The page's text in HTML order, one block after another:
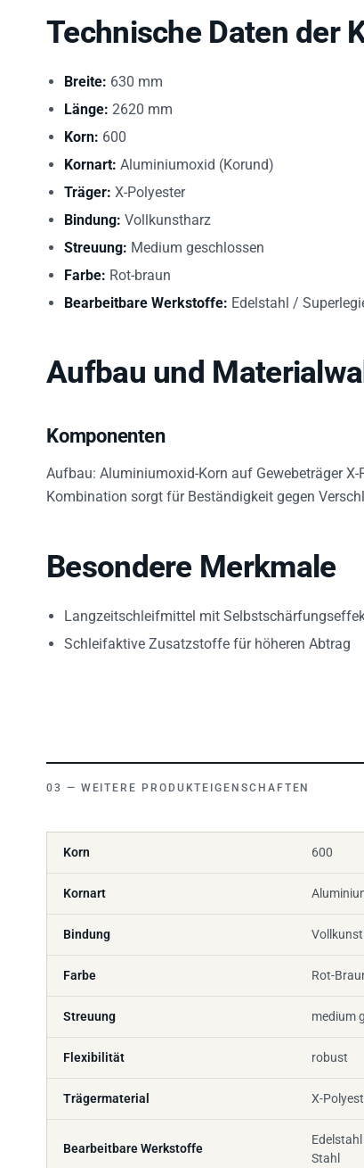
Technische Daten der
Breite: 630 mm
Länge: 2620 mm
Korn: 600
Kornart: Aluminiumoxid (Korund)
Träger: X-Polyester
Bindung: Vollkunstharz
Streuung: Medium geschlossen
Farbe: Rot-braun
Bearbeitbare Werkstoffe: Edelstahl /
Aufbau und
Komponenten
Aufbau: Aluminiumoxid-Korn auf Gewebeträger
Kombination sorgt für Beständigkeit gegen
Besondere Merkmale
Langzeitschleifmittel mit
Schleifaktive Zusatzstoffe für höheren Abtrag
WEITERE PRODUKTEIGENSCHAFTEN
Korn 600
Kornart
Bindung
Farbe Rot-Braun
Streuung medium
Flexibilität robust
Trägermaterial X-
Bearbeitbare Werkstoffe
Edelstahl
Stahl